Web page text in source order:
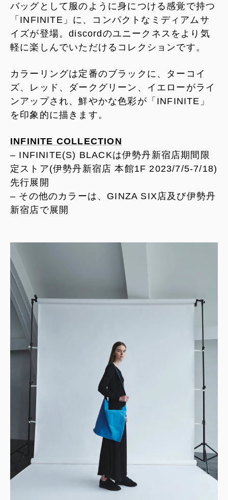
バッグとして服のように身につける感覚で持つ
「INFINITE」に、コンパクトなミディアムサ
イズが登場。discordのユニークネスをより気
軽に楽しんでいただけるコレクションです。
カラーリングは定番のブラックに、ターコイ
ズ、レッド、ダークグリーン、イエローがライ
ンアップされ、鮮やかな色彩が「INFINITE」
を印象的に描きます。
INFINITE COLLECTION
– INFINITE(S) BLACKは伊勢丹新宿店期間限
定ストア(伊勢丹新宿店 本館1F 2023/7/5-7/18)
先行展開
– その他のカラーは、GINZA SIX店及び伊勢丹
新宿店で展開